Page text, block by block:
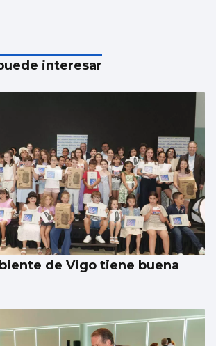
interesar
de Vigo tiene buena